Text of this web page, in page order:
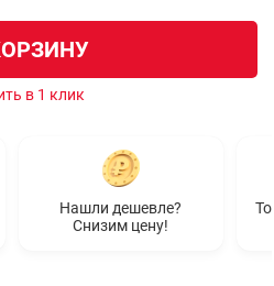
в 1 клик
Нашли дешевле?
Снизим цену!